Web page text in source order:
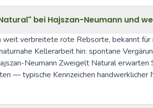
bei Hajszan-Neumann und
verbreitete rote Rebsorte, bekannt für
Kellerarbeit hin: spontane
Neumann Zweigelt Natural
— typische Kennzeichen handwerklicher